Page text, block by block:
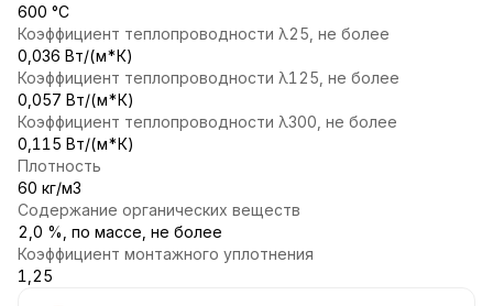
600 °С
Коэффициент теплопроводности λ25, не более
0,036 Вт/(м*К)
Коэффициент теплопроводности λ125, не более
0,057 Вт/(м*К)
Коэффициент теплопроводности λ300, не более
0,115 Вт/(м*К)
Плотность
60 кг/м3
Содержание органических веществ
2,0 %, по массе, не более
Коэффициент монтажного уплотнения
1,25